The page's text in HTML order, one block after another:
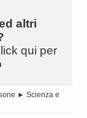
altri
qui per
► Scienza e